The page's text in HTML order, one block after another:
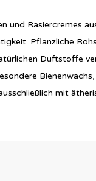
und Rasiercremes
Pflanzliche
Duftstoffe
mit